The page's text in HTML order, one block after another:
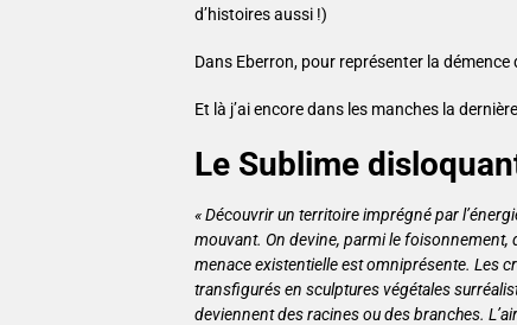
d’histoires aussi !)
Dans Eberron, pour représenter la
Et là j’ai encore dans les manches la
Le Sublime
« Découvrir un territoire imprégné par
mouvant. On devine, parmi le foisonnement,
menace existentielle est omniprésente. Les
transfigurés en sculptures végétales
deviennent des racines ou des branches.